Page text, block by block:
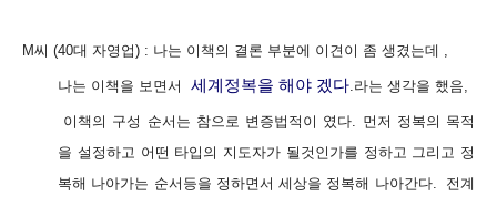
M씨 (40대 자영업) : 나는 이책의 결론 부분에 이견이 좀 생겼는데 ,
나는 이책을 보면서 세계정복을 해야 겠다.라는 생각을 했음,
이책의 구성 순서는 참으로 변증법적이 였다. 먼저 정복의 목적
을 설정하고 어떤 타입의 지도자가 될것인가를 정하고 그리고 정
복해 나아가는 순서등을 정하면서 세상을 정복해 나아간다. 전계